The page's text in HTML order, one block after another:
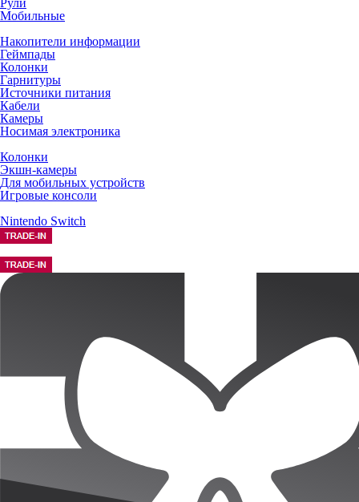
Рули
Мобильные
Накопители информации
Геймпады
Колонки
Гарнитуры
Источники питания
Кабели
Камеры
Носимая электроника
Колонки
Экшн-камеры
Для мобильных устройств
Игровые консоли
Nintendo Switch